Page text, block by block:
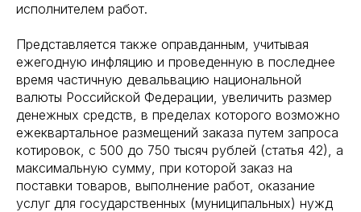
исполнителем работ.
Представляется также оправданным, учитывая
ежегодную инфляцию и проведенную в последнее
время частичную девальвацию национальной
валюты Российской Федерации, увеличить размер
денежных средств, в пределах которого возможно
ежеквартальное размещений заказа путем запроса
котировок, с 500 до 750 тысяч рублей (статья 42), а
максимальную сумму, при которой заказ на
поставки товаров, выполнение работ, оказание
услуг для государственных (муниципальных) нужд